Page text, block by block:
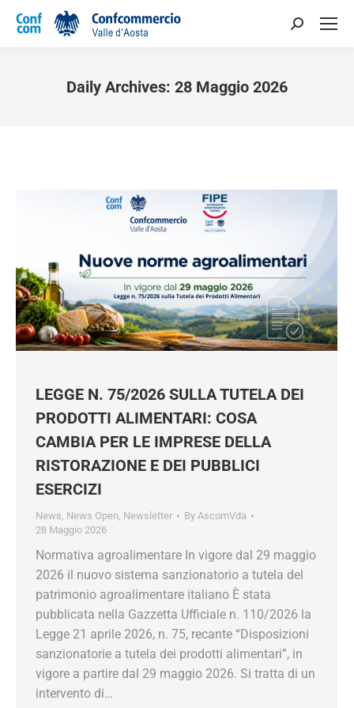
Daily Archives: 28 Maggio 2026
LEGGE N. 75/2026 SULLA TUTELA DEI
PRODOTTI ALIMENTARI: COSA
CAMBIA PER LE IMPRESE DELLA
RISTORAZIONE E DEI PUBBLICI
ESERCIZI
News News Open Newsletter By AscomVda
28 Maggio 2026
Normativa agroalimentare In vigore dal 29 maggio
2026 il nuovo sistema sanzionatorio a tutela del
patrimonio agroalimentare italiano È stata
pubblicata nella Gazzetta Ufficiale n. 110/2026 la
Legge 21 aprile 2026, n. 75, recante “Disposizioni
sanzionatorie a tutela dei prodotti alimentari”, in
vigore a partire dal 29 maggio 2026. Si tratta di un
intervento di…